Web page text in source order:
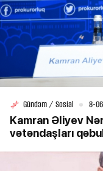
Gündəm / Sosial 8-
Kamran Əliyev
vətəndaşları